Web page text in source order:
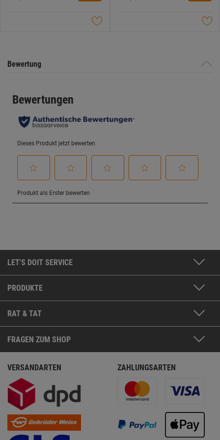
Bewertung
LET'S DOIT SERVICE
PRODUKTE
RAT & TAT
FRAGEN ZUM SHOP
VERSANDARTEN ZAHLUNGSARTEN